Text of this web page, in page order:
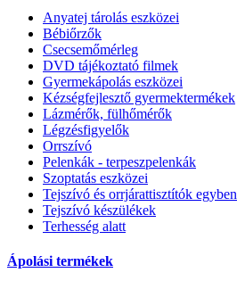
Anyatej tárolás eszközei
Bébiőrzők
Csecsemőmérleg
DVD tájékoztató filmek
Gyermekápolás eszközei
Kézségfejlesztő gyermektermékek
Lázmérők, fülhőmérők
Légzésfigyelők
Orrszívó
Pelenkák - terpeszpelenkák
Szoptatás eszközei
Tejszívó és orrjárattisztítók egyben
Tejszívó készülékek
Terhesség alatt
Ápolási termékek